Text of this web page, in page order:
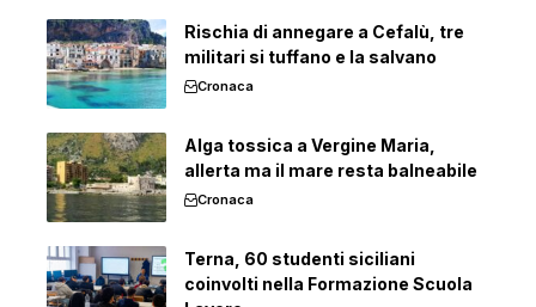
Rischia di annegare a Cefalù, tre
militari si tuffano e la salvano
Cronaca
Alga tossica a Vergine Maria,
allerta ma il mare resta balneabile
Cronaca
Terna, 60 studenti siciliani
coinvolti nella Formazione Scuola